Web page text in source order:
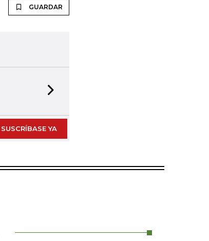
GUARDAR
SUSCRÍBASE YA